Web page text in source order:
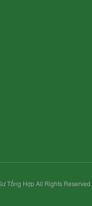
Tổng Hợp All Rights Reserved.